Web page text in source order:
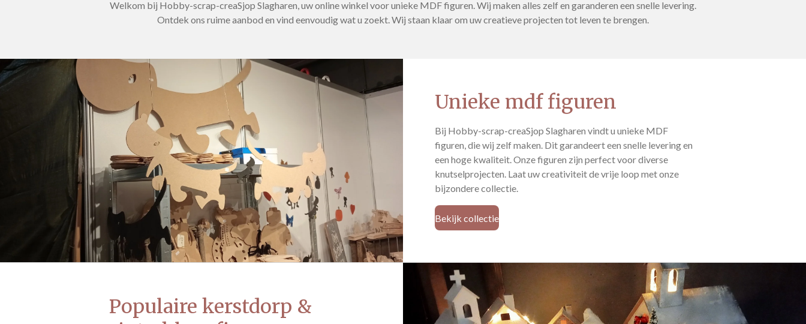
Welkom bij Hobby-scrap-creaSjop Slagharen, uw online winkel voor unieke MDF figuren. Wij maken alles zelf en garanderen een snelle levering.
Ontdek ons ruime aanbod en vind eenvoudig wat u zoekt. Wij staan klaar om uw creatieve projecten tot leven te brengen.
Unieke mdf figuren
Bij Hobby-scrap-creaSjop Slagharen vindt u unieke MDF
figuren, die wij zelf maken. Dit garandeert een snelle levering en
een hoge kwaliteit. Onze figuren zijn perfect voor diverse
knutselprojecten. Laat uw creativiteit de vrije loop met onze
bijzondere collectie.
Bekijk collectie
Populaire kerstdorp &